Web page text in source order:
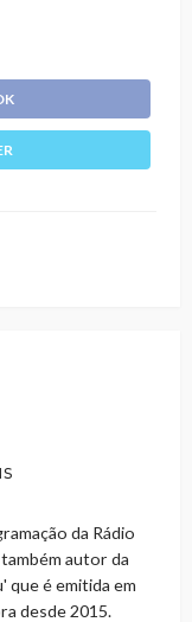
da Rádio
autor da
que é emitida em
desde 2015.